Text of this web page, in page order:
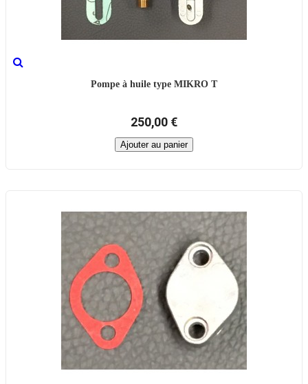
Pompe à huile type MIKRO T
250,00 €
Ajouter au panier